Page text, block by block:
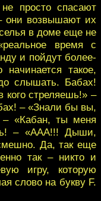
просто спасают
они возвышают их
в доме еще не
время с
и пойдут более-
такое,
слышать. Бабах!
стреляешь!» –
– «Знали бы вы,
– «Кабан, ты меня
– «ААА!!! Дыши,
Да, так еще
так – никто и
игру, которую
слово на букву F.